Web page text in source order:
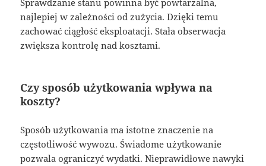
Sprawdzanie stanu powinna być powtarzalna,
najlepiej w zależności od zużycia. Dzięki temu
zachować ciągłość eksploatacji. Stała obserwacja
zwiększa kontrolę nad kosztami.
Czy sposób użytkowania wpływa na
koszty?
Sposób użytkowania ma istotne znaczenie na
częstotliwość wywozu. Świadome użytkowanie
pozwala ograniczyć wydatki. Nieprawidłowe nawyki